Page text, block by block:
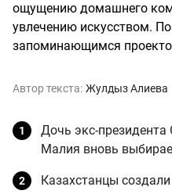
ощущению домашнего
увлечению искусством.
запоминающимся
Автор текста: Жулдыз Алиева
Дочь экс-
Малия вновь
Казахстанцы